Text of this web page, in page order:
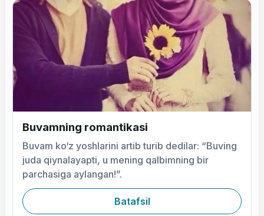
Buvamning romantikasi
Buvam ko‘z yoshlarini artib turib dedilar: “Buving
juda qiynalayapti, u mening qalbimning bir
parchasiga aylangan!”.
Batafsil